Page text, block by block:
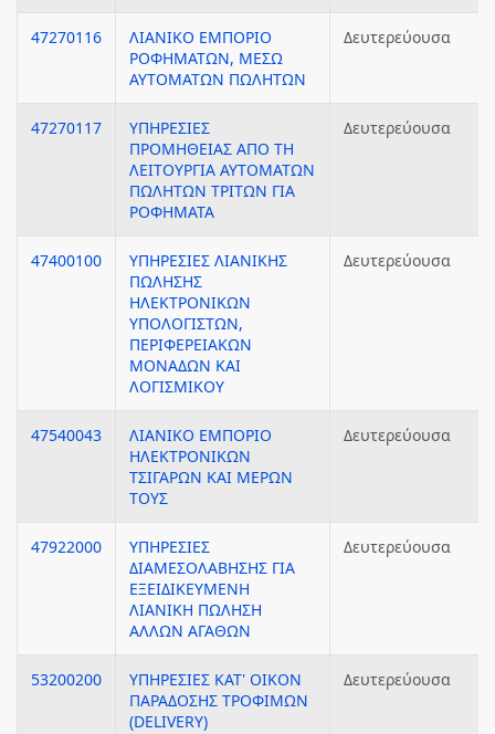
47270116
ΛΙΑΝΙΚΟ ΕΜΠΟΡΙΟ
ΡΟΦΗΜΑΤΩΝ, ΜΕΣΩ
ΑΥΤΟΜΑΤΩΝ ΠΩΛΗΤΩΝ
Δευτερεύουσα
47270117
ΥΠΗΡΕΣΙΕΣ
ΠΡΟΜΗΘΕΙΑΣ ΑΠΟ ΤΗ
ΛΕΙΤΟΥΡΓΙΑ ΑΥΤΟΜΑΤΩΝ
ΠΩΛΗΤΩΝ ΤΡΙΤΩΝ ΓΙΑ
ΡΟΦΗΜΑΤΑ
Δευτερεύουσα
47400100
ΥΠΗΡΕΣΙΕΣ ΛΙΑΝΙΚΗΣ
ΠΩΛΗΣΗΣ
ΗΛΕΚΤΡΟΝΙΚΩΝ
ΥΠΟΛΟΓΙΣΤΩΝ,
ΠΕΡΙΦΕΡΕΙΑΚΩΝ
ΜΟΝΑΔΩΝ ΚΑΙ
ΛΟΓΙΣΜΙΚΟΥ
Δευτερεύουσα
47540043
ΛΙΑΝΙΚΟ ΕΜΠΟΡΙΟ
ΗΛΕΚΤΡΟΝΙΚΩΝ
ΤΣΙΓΑΡΩΝ ΚΑΙ ΜΕΡΩΝ
ΤΟΥΣ
Δευτερεύουσα
47922000
ΥΠΗΡΕΣΙΕΣ
ΔΙΑΜΕΣΟΛΑΒΗΣΗΣ ΓΙΑ
ΕΞΕΙΔΙΚΕΥΜΕΝΗ
ΛΙΑΝΙΚΗ ΠΩΛΗΣΗ
ΑΛΛΩΝ ΑΓΑΘΩΝ
Δευτερεύουσα
53200200
ΥΠΗΡΕΣΙΕΣ ΚΑΤ' ΟΙΚΟΝ
ΠΑΡΑΔΟΣΗΣ ΤΡΟΦΙΜΩΝ
(DELIVERY)
Δευτερεύουσα